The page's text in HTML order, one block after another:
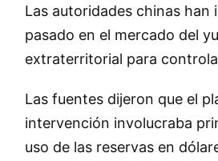
Las autoridades chinas han
pasado en el mercado del
extraterritorial para
Las fuentes dijeron que el
intervención involucraba
uso de las reservas en